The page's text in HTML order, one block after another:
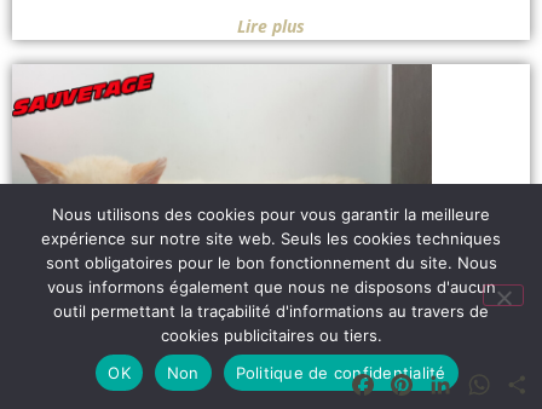
Lire plus
Facebook
PinterestLinkedIn
Nous utilisons des cookies pour vous garantir la meilleure
expérience sur notre site web. Seuls les cookies techniques
sont obligatoires pour le bon fonctionnement du site. Nous
vous informons également que nous ne disposons d'aucun
outil permettant la traçabilité d'informations au travers de
cookies publicitaires ou tiers.
OK
Non Politique de confidentialité